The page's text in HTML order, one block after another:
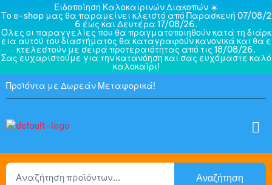
Ειδοποίηση Καλοκαιρινών Διακοπών ☀️
Το e-shop μας θα παραμείνει κλειστό από Παρασκευή 07/08/2
6 έως και Δευτέρα 17/08/26.
Όλες οι παραγγελίες που θα πραγματοποιηθούν κατά τη διάρκ
εια αυτού του διαστήματος θα καταγραφούν κανονικά και θα ε
κτελεστούν με σειρά προτεραιότητας από τις 18/08/26.
Σας ευχαριστούμε για την κατανόηση και σας ευχόμαστε καλό
καλοκαίρι!
Προϊόντα με Δωρεάν Μεταφορικά!
Αναζήτηση